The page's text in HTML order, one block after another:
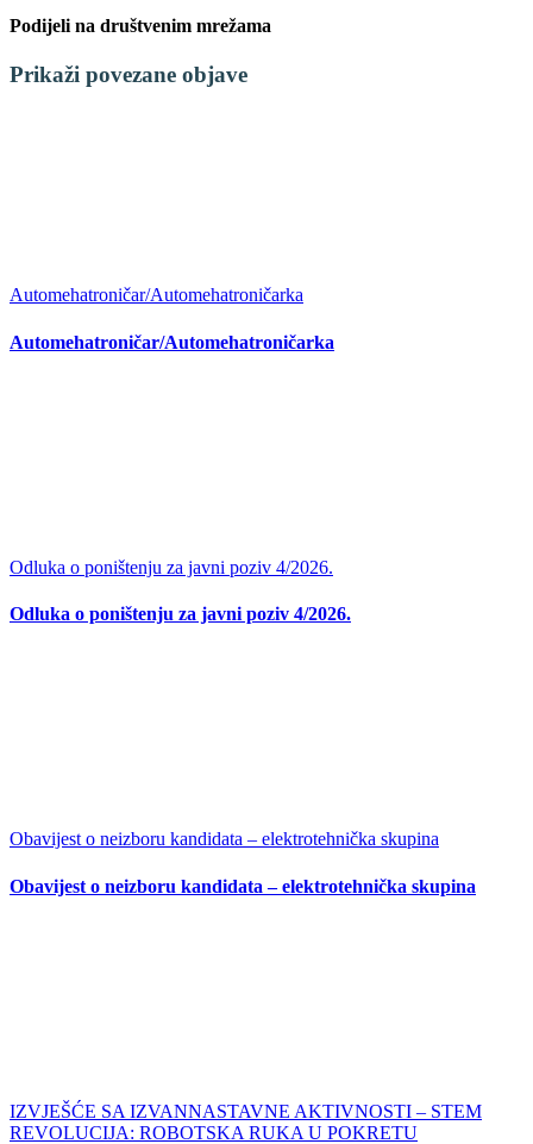
Podijeli na društvenim mrežama
Facebook
X
LinkedIn
WhatsApp
Tumblr
Pinterest
Email:
Prikaži povezane objave
Automehatroničar/Automehatroničarka
Automehatroničar/Automehatroničarka
Odluka o poništenju za javni poziv 4/2026.
Odluka o poništenju za javni poziv 4/2026.
Obavijest o neizboru kandidata – elektrotehnička skupina
Obavijest o neizboru kandidata – elektrotehnička skupina
IZVJEŠĆE SA IZVANNASTAVNE AKTIVNOSTI – STEM
REVOLUCIJA: ROBOTSKA RUKA U POKRETU